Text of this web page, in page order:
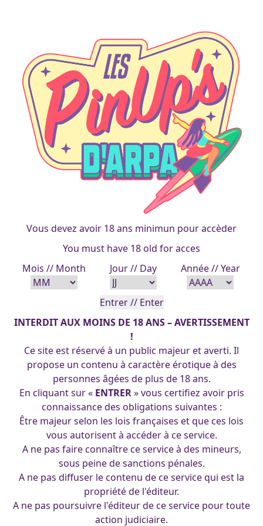
Vous devez avoir 18 ans minimun pour accèder
You must have 18 old for acces
Mois // Month
Jour // Day Année // Year
INTERDIT AUX MOINS DE 18 ANS – AVERTISSEMENT
!
Ce site est réservé à un public majeur et averti. Il
propose un contenu à caractère érotique à des
personnes âgées de plus de 18 ans.
En cliquant sur « ENTRER» vous certifiez avoir pris
connaissance des obligations suivantes :
Être majeur selon les lois françaises et que ces lois
vous autorisent à accéder à ce service.
A ne pas faire connaître ce service à des mineurs,
sous peine de sanctions pénales.
A ne pas diffuser le contenu de ce service qui est la
propriété de l'éditeur.
A ne pas poursuivre l'éditeur de ce service pour toute
action judiciaire.
vahiena-31-03-2013
(cc) 2025 Les Pin-Up's d'Arpa. Tous droits réservés.